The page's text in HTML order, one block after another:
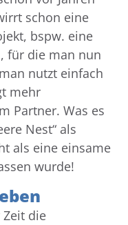
schon eine
bspw. eine
für die man nun
nutzt einfach
mehr
Partner. Was es
Nest“ als
als eine einsame
wurde!
die